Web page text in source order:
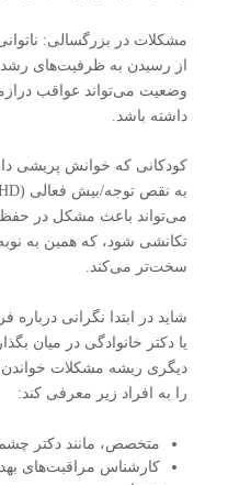
مشکلات در بزرگسالی:
از رسیدن به ظرفیت‌های
وضعیت می‌تواند عواقب
داشته باشد.
کودکانی که خوانش‌ پریشی
می‌تواند باعث مشکل در حفظ
تکانشی شود، که همین به
سخت‌تر می‌کند.
شاید در ابتدا نگرانی
یا دکتر خانوادگی در میان
دیگری ریشه مشکلات خواندن
را به افراد زیر معرفی کند:
متخصص، مانند دکتر
کارشناس مراقبت‌های